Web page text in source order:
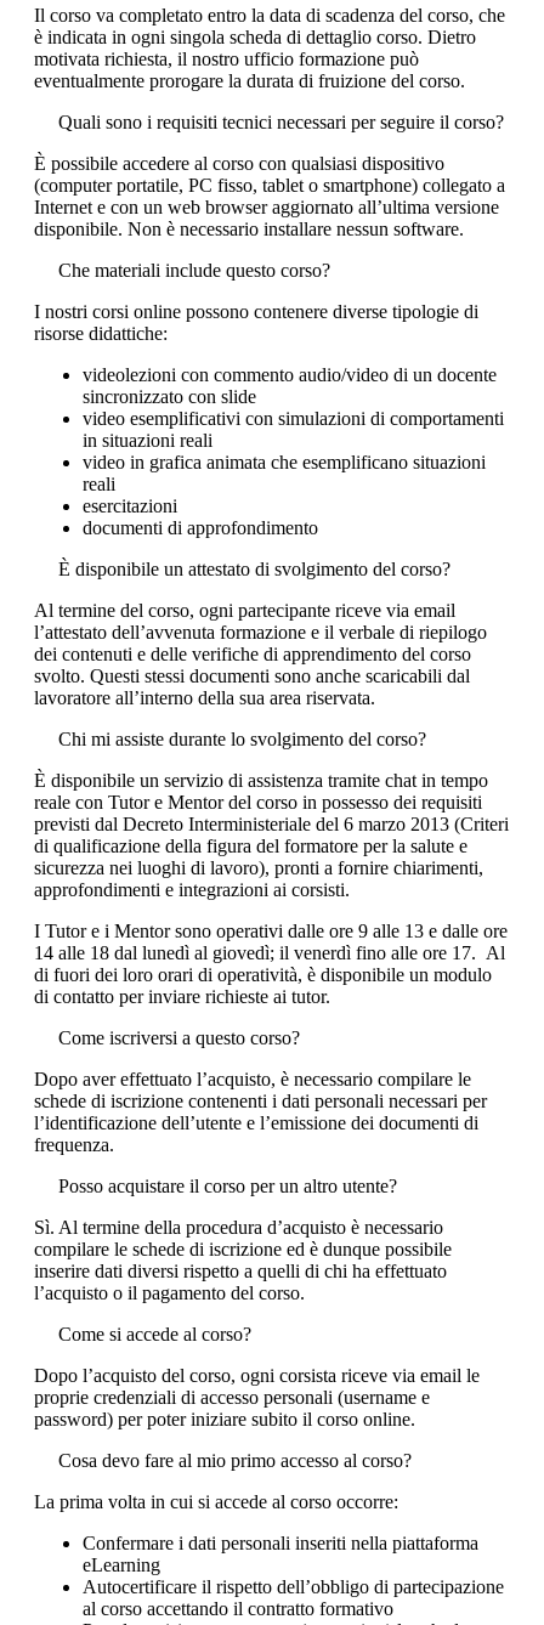
Il corso va completato entro la data di scadenza del corso, che
è indicata in ogni singola scheda di dettaglio corso. Dietro
motivata richiesta, il nostro ufficio formazione può
eventualmente prorogare la durata di fruizione del corso.
Quali sono i requisiti tecnici necessari per seguire il corso?
È possibile accedere al corso con qualsiasi dispositivo
(computer portatile, PC fisso, tablet o smartphone) collegato a
Internet e con un web browser aggiornato all’ultima versione
disponibile. Non è necessario installare nessun software.
Che materiali include questo corso?
I nostri corsi online possono contenere diverse tipologie di
risorse didattiche:
videolezioni con commento audio/video di un docente
sincronizzato con slide
video esemplificativi con simulazioni di comportamenti
in situazioni reali
video in grafica animata che esemplificano situazioni
reali
esercitazioni
documenti di approfondimento
È disponibile un attestato di svolgimento del corso?
Al termine del corso, ogni partecipante riceve via email
l’attestato dell’avvenuta formazione e il verbale di riepilogo
dei contenuti e delle verifiche di apprendimento del corso
svolto. Questi stessi documenti sono anche scaricabili dal
lavoratore all’interno della sua area riservata.
Chi mi assiste durante lo svolgimento del corso?
È disponibile un servizio di assistenza tramite chat in tempo
reale con Tutor e Mentor del corso in possesso dei requisiti
previsti dal Decreto Interministeriale del 6 marzo 2013 (Criteri
di qualificazione della figura del formatore per la salute e
sicurezza nei luoghi di lavoro), pronti a fornire chiarimenti,
approfondimenti e integrazioni ai corsisti.
I Tutor e i Mentor sono operativi dalle ore 9 alle 13 e dalle ore
14 alle 18 dal lunedì al giovedì; il venerdì fino alle ore 17. Al
di fuori dei loro orari di operatività, è disponibile un modulo
di contatto per inviare richieste ai tutor.
Come iscriversi a questo corso?
Dopo aver effettuato l’acquisto, è necessario compilare le
schede di iscrizione contenenti i dati personali necessari per
l’identificazione dell’utente e l’emissione dei documenti di
frequenza.
Posso acquistare il corso per un altro utente?
Sì. Al termine della procedura d’acquisto è necessario
compilare le schede di iscrizione ed è dunque possibile
inserire dati diversi rispetto a quelli di chi ha effettuato
l’acquisto o il pagamento del corso.
Come si accede al corso?
Dopo l’acquisto del corso, ogni corsista riceve via email le
proprie credenziali di accesso personali (username e
password) per poter iniziare subito il corso online.
Cosa devo fare al mio primo accesso al corso?
La prima volta in cui si accede al corso occorre:
Confermare i dati personali inseriti nella piattaforma
eLearning
Autocertificare il rispetto dell’obbligo di partecipazione
al corso accettando il contratto formativo